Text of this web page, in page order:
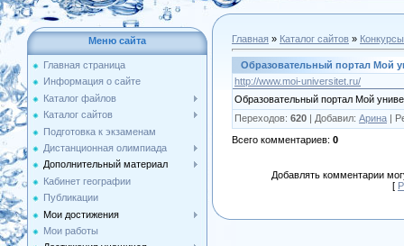
Меню сайта
Главная страница
Информация о сайте
Каталог файлов
Каталог сайтов
Подготовка к экзаменам
Дистанционная олимпиада
Дополнительный материал
Кабинет географии
Публикации
Мои достижения
Мои работы
Главная » Каталог сайтов »
Образовательный портал Мой
http://www.moi-universitet.ru/
Образовательный портал Мой
Переходов: 620 | Добавил: Арина |
Всего комментариев: 0
Добавлять комментарии
[